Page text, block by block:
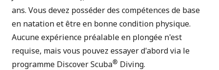
ans. Vous devez posséder des compétences de base
en natation et être en bonne condition physique.
Aucune expérience préalable en plongée n'est
requise, mais vous pouvez essayer d'abord via le
programme Discover Scuba® Diving.